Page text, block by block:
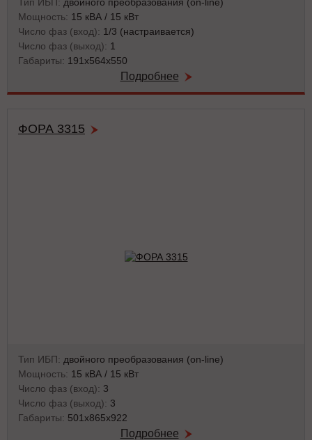
Мощность: 15 кВА / 15 кВт
Число фаз (вход): 1/3 (настраивается)
Число фаз (выход): 1
Габариты: 191х564х550
Подробнее
ФОРА 3315
Тип ИБП: двойного преобразования (on-line)
Мощность: 15 кВА / 15 кВт
Число фаз (вход): 3
Число фаз (выход): 3
Габариты: 501x865x922
Подробнее